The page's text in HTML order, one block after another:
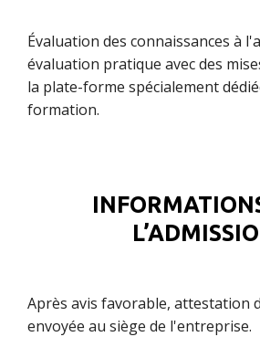
Évaluation des connaissances à
évaluation pratique avec des
la plate-forme spécialement
formation.
Après avis favorable, attestation
envoyée au siège de l'entreprise.